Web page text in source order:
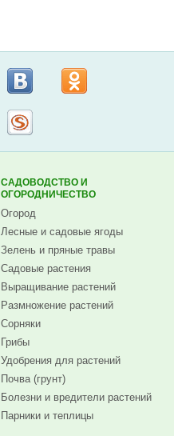
САДОВОДСТВО И
ОГОРОДНИЧЕСТВО
Огород
Лесные и садовые ягоды
Зелень и пряные травы
Садовые растения
Выращивание растений
Размножение растений
Сорняки
Грибы
Удобрения для растений
Почва (грунт)
Болезни и вредители растений
Парники и теплицы